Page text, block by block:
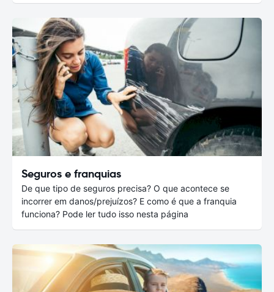
Seguros e franquias
De que tipo de seguros precisa? O que acontece se
incorrer em danos/prejuízos? E como é que a franquia
funciona? Pode ler tudo isso nesta página